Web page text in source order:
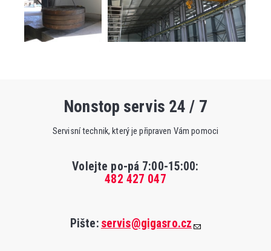
Nonstop servis 24 / 7
Servisní technik, který je připraven Vám pomoci
Volejte po-pá 7:00-15:00:
482 427 047
Pište: servis@gigasro.cz